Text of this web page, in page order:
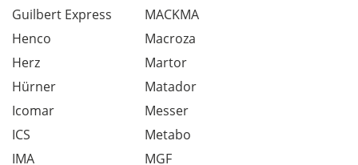
Guilbert Express
Henco
Herz
Hürner
Icomar
ICS
IMA
MACKMA
Macroza
Martor
Matador
Messer
Metabo
MGF